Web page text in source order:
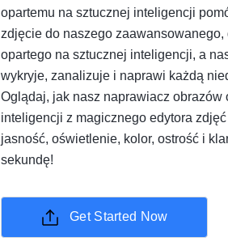
opartemu na sztucznej inteligencji
zdjęcie do naszego zaawansowanego,
opartego na sztucznej inteligencji, a
wykryje, zanalizuje i naprawi każdą
Oglądaj, jak nasz naprawiacz obrazów
inteligencji z magicznego edytora
jasność, oświetlenie, kolor, ostrość i
sekundę!
Get Started Now